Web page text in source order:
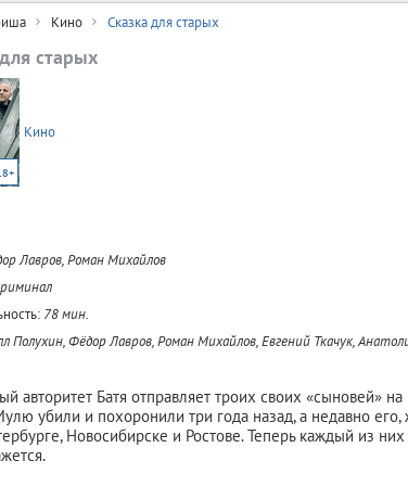
Кино Сказка для старых
старых
Кино
Лавров, Роман Михайлов
78 мин.
Полухин, Фёдор Лавров, Роман Михайлов, Евгений Ткачук,
авторитет Батя отправляет троих своих «сыновей»
убили и похоронили три года назад, а недавно его,
Новосибирске и Ростове. Теперь каждый из